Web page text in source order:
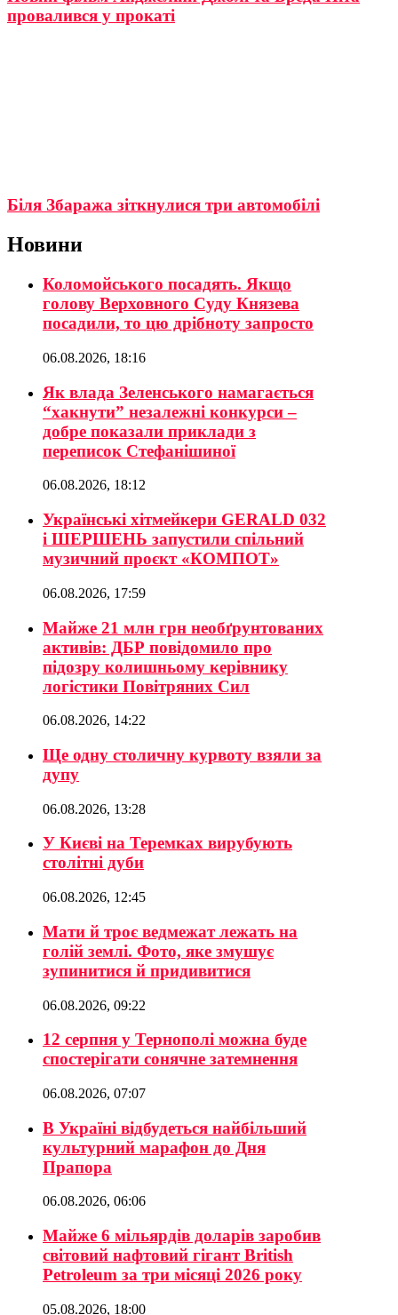
провалився у прокаті
Біля Збаража зіткнулися три автомобілі
Новини
Коломойського посадять. Якщо
голову Верховного Суду Князева
посадили, то цю дрібноту запросто
06.08.2026, 18:16
Як влада Зеленського намагається
“хакнути” незалежні конкурси –
добре показали приклади з
переписок Стефанішиної
06.08.2026, 18:12
Українські хітмейкери GERALD 032
і ШЕРШЕНЬ запустили спільний
музичний проєкт «КОМПОТ»
06.08.2026, 17:59
Майже 21 млн грн необґрунтованих
активів: ДБР повідомило про
підозру колишньому керівнику
логістики Повітряних Сил
06.08.2026, 14:22
Ще одну столичну курвоту взяли за
дупу
06.08.2026, 13:28
У Києві на Теремках вирубують
столітні дуби
06.08.2026, 12:45
Мати й троє ведмежат лежать на
голій землі. Фото, яке змушує
зупинитися й придивитися
06.08.2026, 09:22
12 серпня у Тернополі можна буде
спостерігати сонячне затемнення
06.08.2026, 07:07
В Україні відбудеться найбільший
культурний марафон до Дня
Прапора
06.08.2026, 06:06
Майже 6 мільярдів доларів заробив
світовий нафтовий гігант British
Petroleum за три місяці 2026 року
05.08.2026, 18:00